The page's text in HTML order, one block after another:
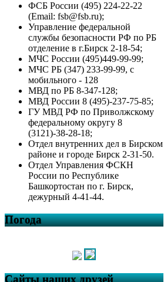
ФСБ России (495) 224-22-22
(Email: fsb@fsb.ru);
Управление федеральной
службы безопасности РФ по РБ
отделение в г.Бирск 2-18-54;
МЧС России (495)449-99-99;
МЧС РБ (347) 233-99-99, с
мобильного - 128
МВД по РБ 8-347-128;
МВД России 8 (495)-237-75-85;
ГУ МВД РФ по Приволжскому
федеральному округу 8
(3121)-38-28-18;
Отдел внутренних дел в Бирском
районе и городе Бирск 2-31-50.
Отдел Управления ФСКН
России по Республике
Башкортостан по г. Бирск,
дежурный 4-41-44.
Погода